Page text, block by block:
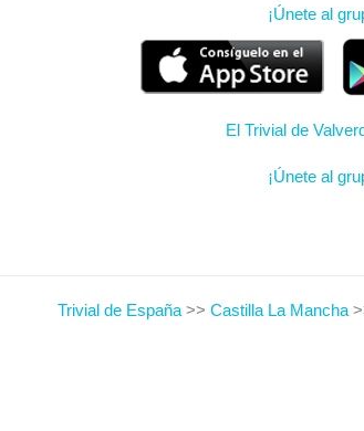
¡Únete al
¡Únete al
Trivial de España >> Castilla La Mancha